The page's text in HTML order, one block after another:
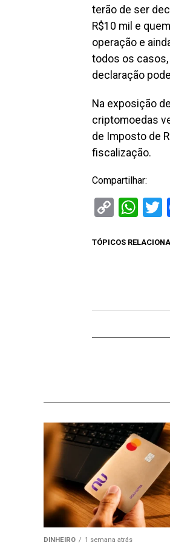
terão de ser
R$10 mil e
operação e
todos os casos,
declaração
Na exposição
criptomoedas
de Imposto de
fiscalização.
Compartilhar:
Copy
TÓPICOS
DINHEIRO 1 semana atrás